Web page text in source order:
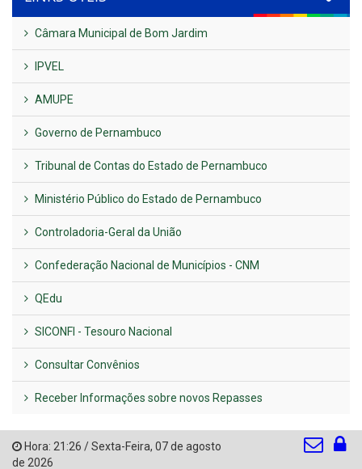
Câmara Municipal de Bom Jardim
IPVEL
AMUPE
Governo de Pernambuco
Tribunal de Contas do Estado de Pernambuco
Ministério Público do Estado de Pernambuco
Controladoria-Geral da União
Confederação Nacional de Municípios - CNM
QEdu
SICONFI - Tesouro Nacional
Consultar Convênios
Receber Informações sobre novos Repasses
Hora: 21:26 /Sexta-Feira, 07 de agosto
de 2026